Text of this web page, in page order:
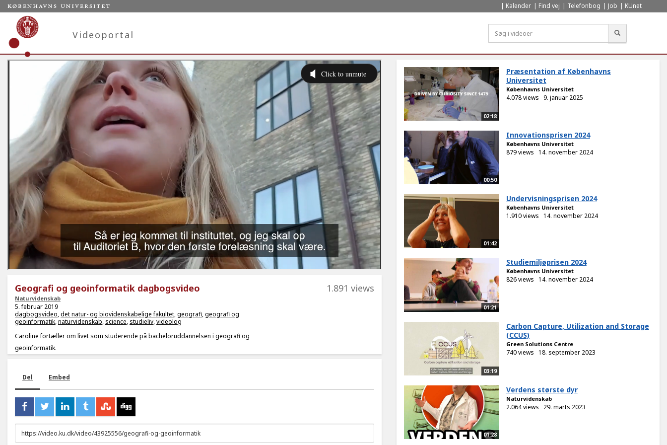
Kalender Find vej Telefonbog Job KUnet
Videoportal
Geografi og geoinformatik dagbogsvideo
Naturvidenskab
1.891 views
5. februar 2019
dagbogsvideo,det natur- og biovidenskabelige fakultet,geografi,geografi og
geoinformatik,naturvidenskab, science, studieliv,videolog
Caroline fortæller om livet som studerende på bacheloruddannelsen i geografi og
geoinformatik.
Del Embed
URL
to
02:18
Præsentation af Københavns
Universitet
Københavns Universitet
4.078 views 9. januar 2025
00:50
Innovationsprisen 2024
Københavns Universitet
879 views 14. november 2024
01:42
Undervisningsprisen 2024
Københavns Universitet
1.910 views 14. november 2024
01:21
Studiemiljøprisen 2024
Københavns Universitet
826 views 14. november 2024
03:19
Carbon Capture, Utilization and Storage
(CCUS)
Green Solutions Centre
740 views 18. september 2023
01:28
Verdens største dyr
Naturvidenskab
2.064 views 29. marts 2023